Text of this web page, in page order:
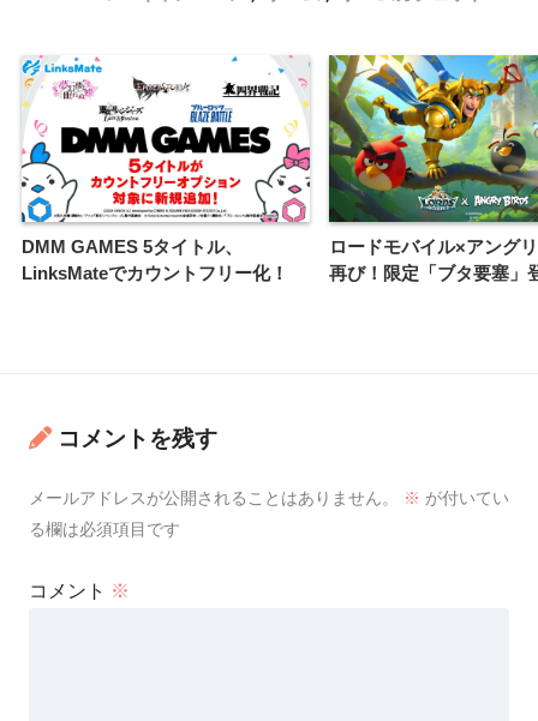
DMM GAMES 5タイトル、
LinksMateでカウントフリー化！
ロードモバイル×アング
再び！限定「ブタ要塞」
コメントを残す
メールアドレスが公開されることはありません。 ※ が付いてい
る欄は必須項目です
コメント ※